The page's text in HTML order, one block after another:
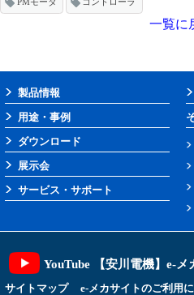
一覧に
製品情報
用途・事例
ダウンロード
展示会
サービス・サポート
YouTube 【安川電機】e-
サイトマップ e-メカサイトのご利用